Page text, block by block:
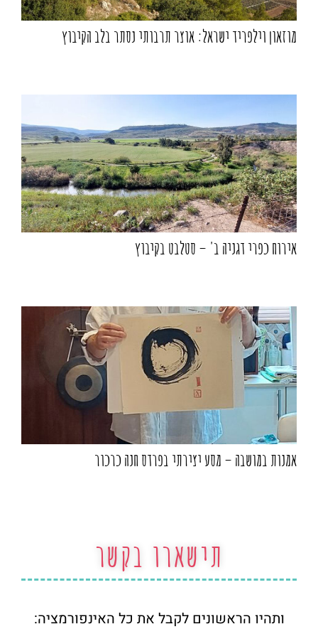
מוזאון וילפריד ישראל: אוצר תרבותי נסתר בלב הקיבוץ
אירוח כפרי דגניה ב' – סטלבט בקיבוץ
אמנות במושבה – מסע יצירתי בפרדס חנה כרכור
תישארו בקשר
ותהיו הראשונים לקבל את כל האינפורמציה: